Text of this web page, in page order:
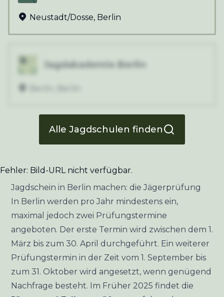
Neustadt/Dosse, Berlin
Jagdakademie Berlin
Alle Jagdschulen finden
Fehler: Bild-URL nicht verfügbar.
Jagdschein in Berlin machen: die Jägerprüfung
In Berlin werden pro Jahr mindestens ein,
maximal jedoch zwei Prüfungstermine
angeboten. Der erste Termin wird zwischen dem 1.
März bis zum 30. April durchgeführt. Ein weiterer
Prüfungstermin in der Zeit vom 1. September bis
zum 31. Oktober wird angesetzt, wenn genügend
Nachfrage besteht. Im Früher 2025 findet die